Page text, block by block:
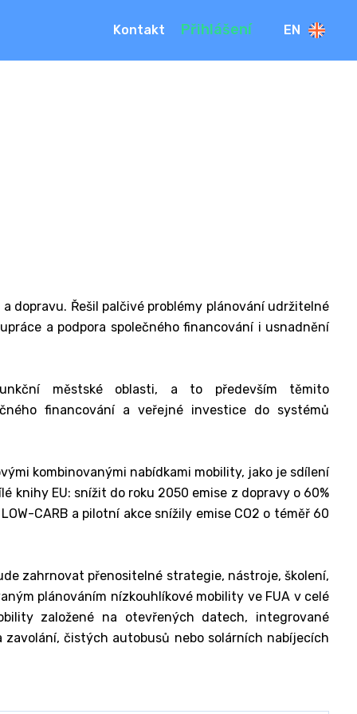
Kontakt Přihlášení EN
dopravu. Řešil palčivé problémy plánování udržitelné
a podpora společného financování i usnadnění
městské oblasti, a to především těmito
financování a veřejné investice do systémů
kombinovanými nabídkami mobility, jako je sdílení
knihy EU: snížit do roku 2050 emise z dopravy o 60%
CARB a pilotní akce snížily emise CO2 o téměř 60
zahrnovat přenositelné strategie, nástroje, školení,
plánováním nízkouhlíkové mobility ve FUA v celé
založené na otevřených datech, integrované
čistých autobusů nebo solárních nabíjecích